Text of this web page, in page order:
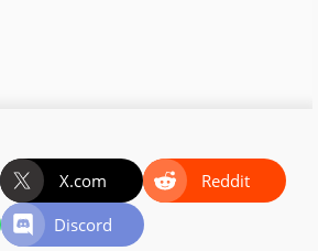
X.com
Reddit
Discord